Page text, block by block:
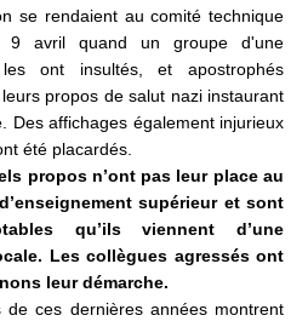
se rendaient au comité technique
9 avril quand un groupe d'une
ont insultés, et apostrophés
propos de salut nazi instaurant
Des affichages également injurieux
été placardés.
propos n’ont pas leur place au
supérieur et sont
qu’ils viennent d’une
Les collègues agressés ont
leur démarche.
de ces dernières années montrent